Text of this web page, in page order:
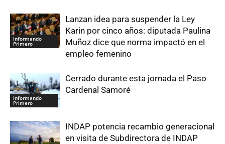
Informando
Primero
Lanzan idea para suspender la Ley
Karin por cinco años: diputada Paulina
Muñoz dice que norma impactó en el
empleo femenino
Informando
Primero
Cerrado durante esta jornada el Paso
Cardenal Samoré
INDAP potencia recambio generacional
en visita de Subdirectora de INDAP